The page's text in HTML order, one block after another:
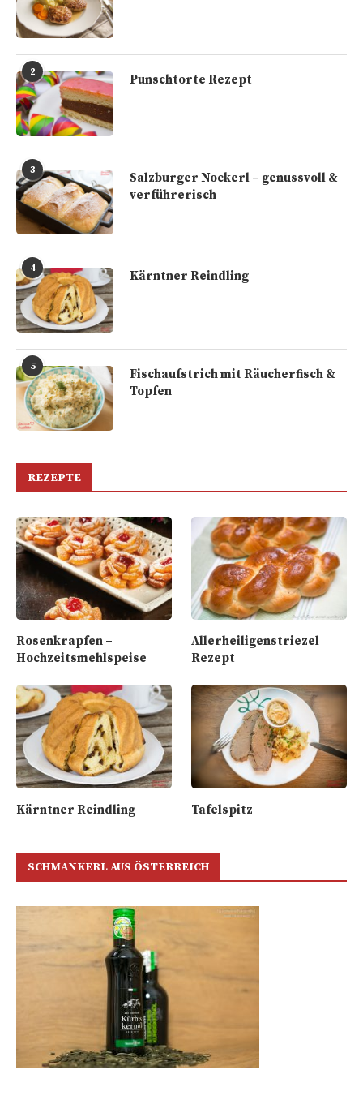
2 Punschtorte Rezept
3
Salzburger Nockerl – genussvoll &
verführerisch
4 Kärntner Reindling
5
Fischaufstrich mit Räucherfisch &
Topfen
REZEPTE
Rosenkrapfen –
Hochzeitsmehlspeise
Allerheiligenstriezel
Rezept
Kärntner Reindling Tafelspitz
SCHMANKERL AUS ÖSTERREICH